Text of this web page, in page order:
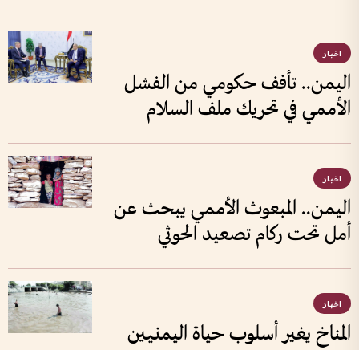
اخبار
اليمن.. تأفف حكومي من الفشل
الأممي في تحريك ملف السلام
اخبار
اليمن.. المبعوث الأممي يبحث عن
أمل تحت ركام تصعيد الحوثي
اخبار
المناخ يغير أسلوب حياة اليمنيين